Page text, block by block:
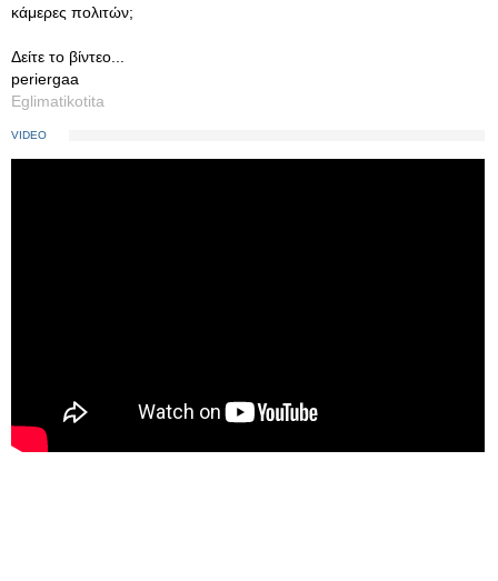
κάμερες πολιτών;
Δείτε το βίντεο...
periergaa
Eglimatikotita
VIDEO